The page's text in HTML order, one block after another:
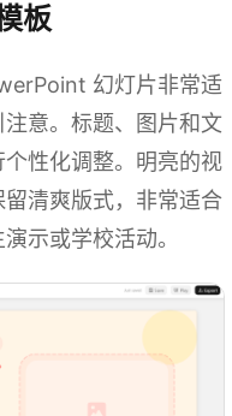
板
幻灯片非常适
意。标题、图片和文
性化调整。明亮的视
清爽版式，非常适合
示或学校活动。